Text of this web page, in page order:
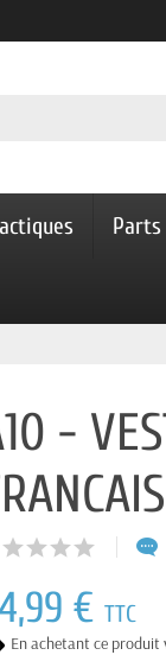
Parts
-
€TTC
En achetant ce